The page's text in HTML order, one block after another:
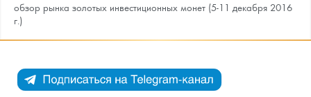
Каталог
Каталог Монет
Инфо
обзор рынка золотых инвестиционных монет (5-11 декабря 2016
г.)